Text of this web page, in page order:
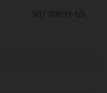
501 000 Ft-tól